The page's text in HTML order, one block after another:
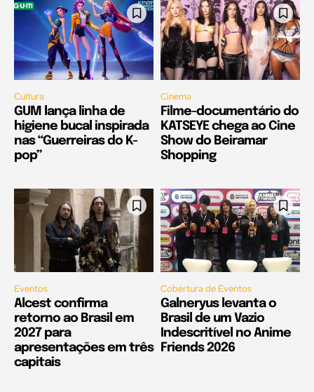
Cultura
GUM lança linha de
higiene bucal inspirada
nas “Guerreiras do K-
pop”
Cinema
Filme-documentário do
KATSEYE chega ao Cine
Show do Beiramar
Shopping
Eventos
Alcest confirma
retorno ao Brasil em
2027 para
apresentações em três
capitais
Cobertura de Eventos
Galneryus levanta o
Brasil de um Vazio
Indescritível no Anime
Friends 2026